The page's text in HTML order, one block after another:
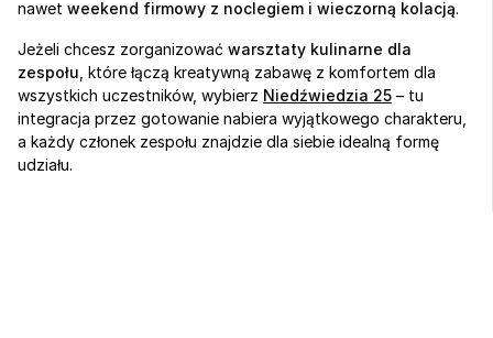
nawet weekend firmowy z noclegiem i wieczorną kolacją.
Jeżeli chcesz zorganizować warsztaty kulinarne dla
zespołu , które łączą kreatywną zabawę z komfortem dla
wszystkich uczestników, wybierz Niedźwiedzia 25 – tu
integracja przez gotowanie nabiera wyjątkowego charakteru,
a każdy członek zespołu znajdzie dla siebie idealną formę
udziału.